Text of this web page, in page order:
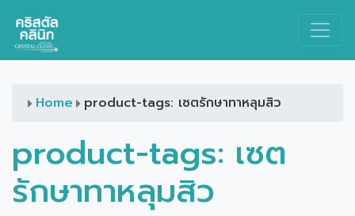
Main Navigation
Home product-tags: เซตรักษาทาหลุมสิว
product-tags: เซต
รักษาทาหลุมสิว